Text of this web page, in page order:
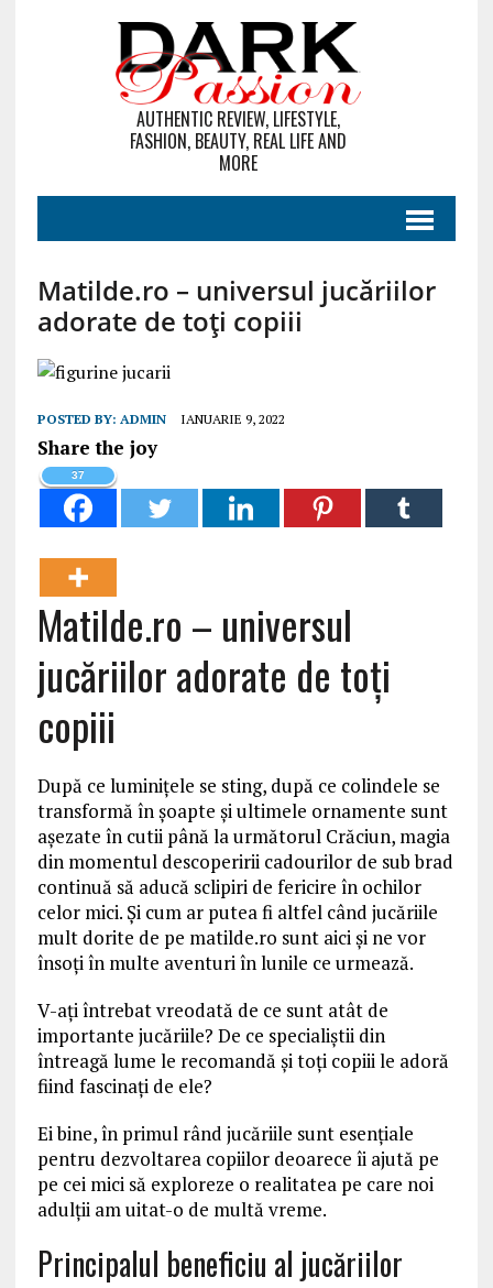
AUTHENTIC REVIEW, LIFESTYLE,
FASHION, BEAUTY, REAL LIFE AND
MORE
Matilde.ro – universul jucăriilor
adorate de toți copiii
POSTED BY: ADMIN IANUARIE 9, 2022
Share the joy
37
Matilde.ro – universul
jucăriilor adorate de toți
copiii
După ce luminițele se sting, după ce colindele se
transformă în șoapte și ultimele ornamente sunt
așezate în cutii până la următorul Crăciun, magia
din momentul descoperirii cadourilor de sub brad
continuă să aducă sclipiri de fericire în ochilor
celor mici. Și cum ar putea fi altfel când jucăriile
mult dorite de pe matilde.ro sunt aici și ne vor
însoți în multe aventuri în lunile ce urmează.
V-ați întrebat vreodată de ce sunt atât de
importante jucăriile? De ce specialiștii din
întreagă lume le recomandă și toți copiii le adoră
fiind fascinați de ele?
Ei bine, în primul rând jucăriile sunt esențiale
pentru dezvoltarea copiilor deoarece îi ajută pe
pe cei mici să exploreze o realitatea pe care noi
adulții am uitat-o de multă vreme.
Principalul beneficiu al jucăriilor